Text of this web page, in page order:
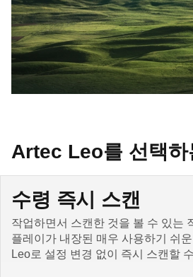
Artec Leo를 선택하
수령 즉시 스캔
작업하면서 스캔한 것을 볼 수 있는
플레이가 내장된 매우 사용하기 쉬
Leo로 설정 변경 없이 즉시 스캔할